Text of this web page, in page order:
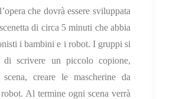
che dovrà essere sviluppata
di circa 5 minuti che abbia
i bambini e i robot. I gruppi si
di scrivere un piccolo copione,
creare le mascherine da
Al termine ogni scena verrà